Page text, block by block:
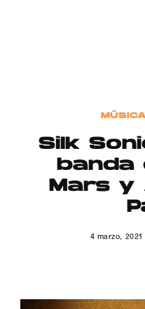
MÚSICA
Silk
banda
Mars y
4 marzo, 2021